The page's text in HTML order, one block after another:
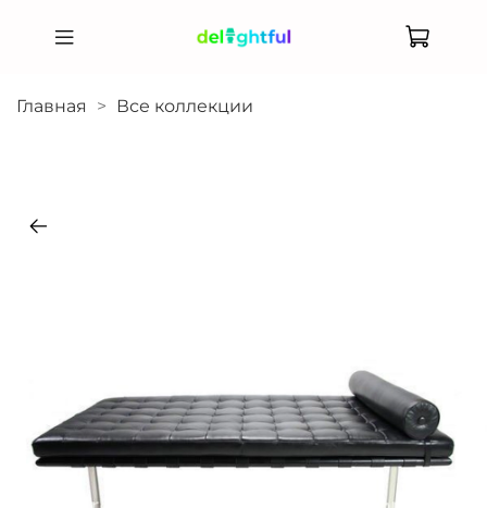
Главная Все коллекции